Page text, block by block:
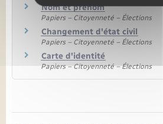
Nom et prénom
Papiers – Citoyenneté – Élections
Changement d'état civil
Papiers – Citoyenneté – Élections
Carte d'identité
Papiers – Citoyenneté – Élections